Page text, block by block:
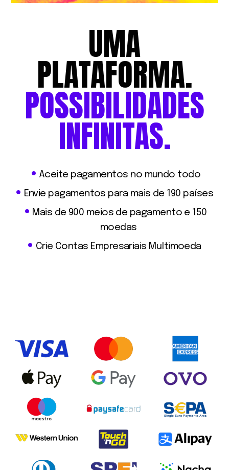
UMA
PLATAFORMA.
POSSIBILIDADES
INFINITAS.
Aceite pagamentos no mundo todo
Envie pagamentos para mais de 190 países
Mais de 900 meios de pagamento e 150
moedas
Crie Contas Empresariais Multimoeda